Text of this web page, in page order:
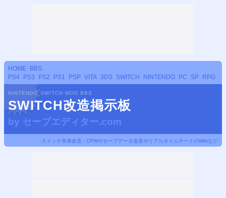
HOME
BBS
PS4
PS3 PS2 PS1 PSP VITA 3DS SWITCH NINTENDO PC SP RPG
NINTENDO SWITCH MOD BBS
SWITCH改造掲示板
by セーブエディター.com
スイッチ本体改造・CFWやセーブデータ改造やリアルタイムチートのWikiなど